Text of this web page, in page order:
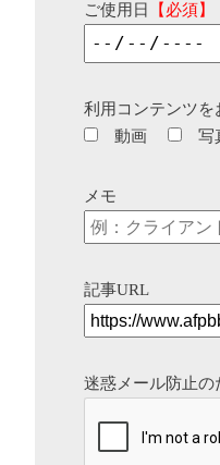
ご使用日 【必須】
利用コンテンツを
動画
写
メモ
記事URL
迷惑メール防止の